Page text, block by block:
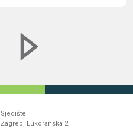
Sjedište
Zagreb, Lukoranska 2